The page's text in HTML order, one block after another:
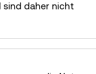
25 Plätze frei
sind daher nicht